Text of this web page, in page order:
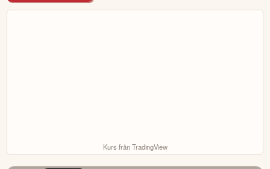
Kurs från TradingView